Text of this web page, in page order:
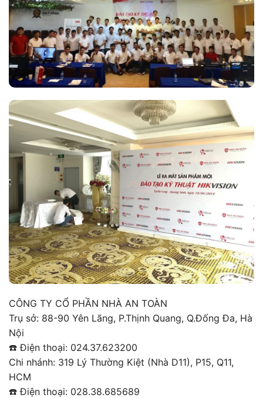
CÔNG TY CỔ PHẦN NHÀ AN TOÀN
Trụ sở: 88-90 Yên Lãng, P.Thịnh Quang, Q.Đống Đa, Hà
Nội
☎️ Điện thoại: 024.37.623200
Chi nhánh: 319 Lý Thường Kiệt (Nhà D11), P15, Q11,
HCM
☎️ Điện thoại: 028.38.685689